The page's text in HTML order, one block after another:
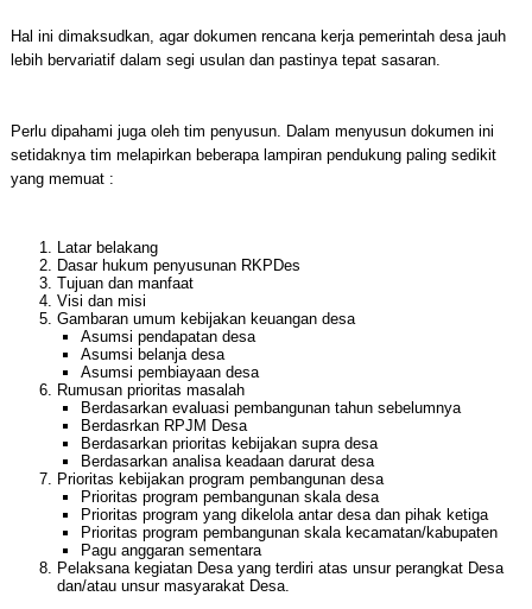
Hal ini dimaksudkan, agar dokumen rencana kerja pemerintah desa jauh
lebih bervariatif dalam segi usulan dan pastinya tepat sasaran.
Perlu dipahami juga oleh tim penyusun. Dalam menyusun dokumen ini
setidaknya tim melapirkan beberapa lampiran pendukung paling sedikit
yang memuat :
Latar belakang
Dasar hukum penyusunan RKPDes
Tujuan dan manfaat
Visi dan misi
Gambaran umum kebijakan keuangan desa
Asumsi pendapatan desa
Asumsi belanja desa
Asumsi pembiayaan desa
Rumusan prioritas masalah
Berdasarkan evaluasi pembangunan tahun sebelumnya
Berdasrkan RPJM Desa
Berdasarkan prioritas kebijakan supra desa
Berdasarkan analisa keadaan darurat desa
Prioritas kebijakan program pembangunan desa
Prioritas program pembangunan skala desa
Prioritas program yang dikelola antar desa dan pihak ketiga
Prioritas program pembangunan skala kecamatan/kabupaten
Pagu anggaran sementara
Pelaksana kegiatan Desa yang terdiri atas unsur perangkat Desa
dan/atau unsur masyarakat Desa.